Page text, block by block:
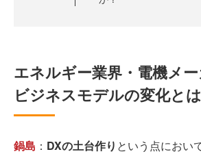
エネルギー業界・電機メ
ビジネスモデルの変化と
鍋島 ： DXの土台作り という点におい